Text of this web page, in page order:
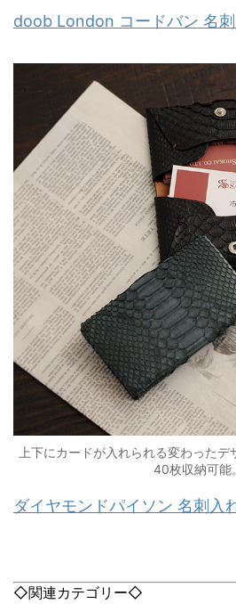
doob London コードバン 名
上下にカードが入れられる変わった
40枚収納可能。
ダイヤモンドパイソン 名刺入
◇関連カテゴリー◇